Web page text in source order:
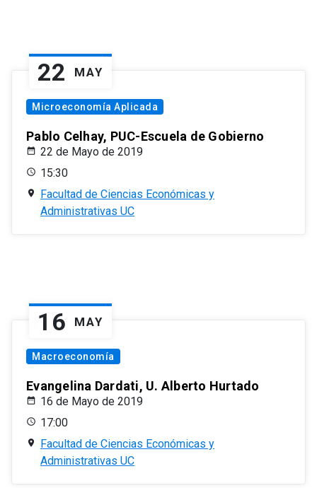
22 MAY
Microeconomía Aplicada
Pablo Celhay, PUC-Escuela de Gobierno
22 de Mayo de 2019
15:30
Facultad de Ciencias Económicas y
Administrativas UC
16 MAY
Macroeconomía
Evangelina Dardati, U. Alberto Hurtado
16 de Mayo de 2019
17:00
Facultad de Ciencias Económicas y
Administrativas UC